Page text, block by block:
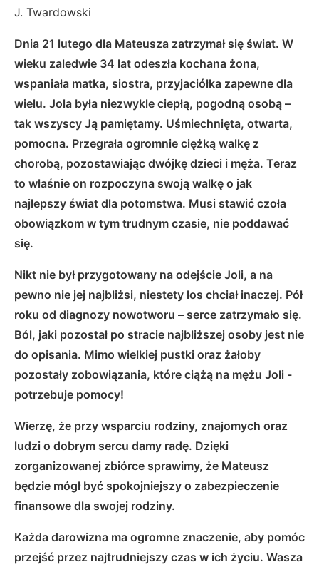
J. Twardowski
Dnia 21 lutego dla Mateusza zatrzymał się świat. W
wieku zaledwie 34 lat odeszła kochana żona,
wspaniała matka, siostra, przyjaciółka zapewne dla
wielu. Jola była niezwykle ciepłą, pogodną osobą –
tak wszyscy Ją pamiętamy. Uśmiechnięta, otwarta,
pomocna. Przegrała ogromnie ciężką walkę z
chorobą, pozostawiając dwójkę dzieci i męża. Teraz
to właśnie on rozpoczyna swoją walkę o jak
najlepszy świat dla potomstwa. Musi stawić czoła
obowiązkom w tym trudnym czasie, nie poddawać
się.
Nikt nie był przygotowany na odejście Joli, a na
pewno nie jej najbliżsi, niestety los chciał inaczej. Pół
roku od diagnozy nowotworu – serce zatrzymało się.
Ból, jaki pozostał po stracie najbliższej osoby jest nie
do opisania. Mimo wielkiej pustki oraz żałoby
pozostały zobowiązania, które ciążą na mężu Joli -
potrzebuje pomocy!
Wierzę, że przy wsparciu rodziny, znajomych oraz
ludzi o dobrym sercu damy radę. Dzięki
zorganizowanej zbiórce sprawimy, że Mateusz
będzie mógł być spokojniejszy o zabezpieczenie
finansowe dla swojej rodziny.
Każda darowizna ma ogromne znaczenie, aby pomóc
przejść przez najtrudniejszy czas w ich życiu. Wasza